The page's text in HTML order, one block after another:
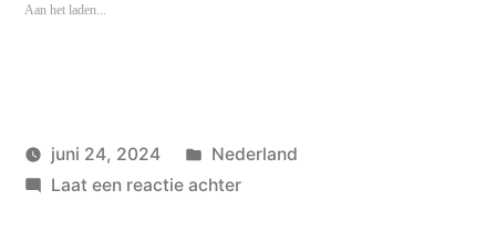
Aan het laden...
Geplaatst
wouterpinkhof
juni 24, 2024
Geplaatst
in
Nederland
Laat een reactie achterop